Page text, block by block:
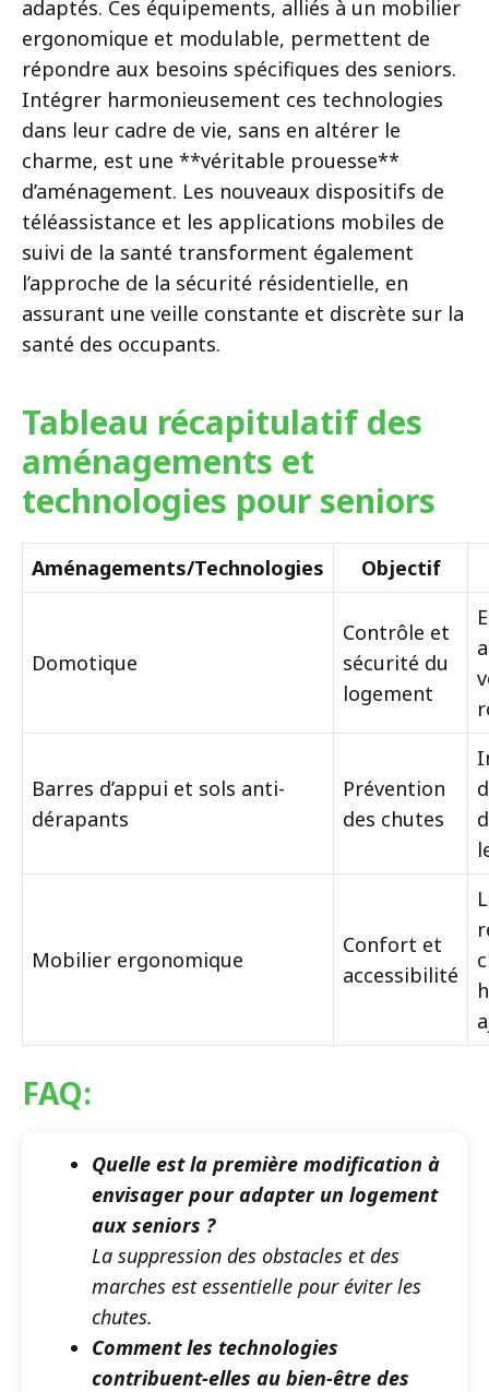
adaptés. Ces équipements, alliés à un mobilier
ergonomique et modulable, permettent de
répondre aux besoins spécifiques des seniors.
Intégrer harmonieusement ces technologies
dans leur cadre de vie, sans en altérer le
charme, est une **véritable prouesse**
d’aménagement. Les nouveaux dispositifs de
téléassistance et les applications mobiles de
suivi de la santé transforment également
l’approche de la sécurité résidentielle, en
assurant une veille constante et discrète sur la
santé des occupants.
Tableau récapitulatif des
aménagements et
technologies pour seniors
Aménagements/Technologies Objectif
Domotique
Contrôle et
sécurité du
logement
Barres d’appui et sols anti-
dérapants
Prévention
des chutes
Mobilier ergonomique
Confort et
accessibilité
FAQ:
Quelle est la première modification à
envisager pour adapter un logement
aux seniors ?
La suppression des obstacles et des
marches est essentielle pour éviter les
chutes.
Comment les technologies
contribuent-elles au bien-être des